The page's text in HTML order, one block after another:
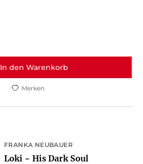
In den Warenkorb
Merken
FRANKA NEUBAUER
Loki − His Dark Soul